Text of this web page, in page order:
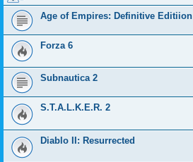
Age of Empires: Definitive Editiion
Forza 6
Subnautica 2
S.T.A.L.K.E.R. 2
Diablo II: Resurrected